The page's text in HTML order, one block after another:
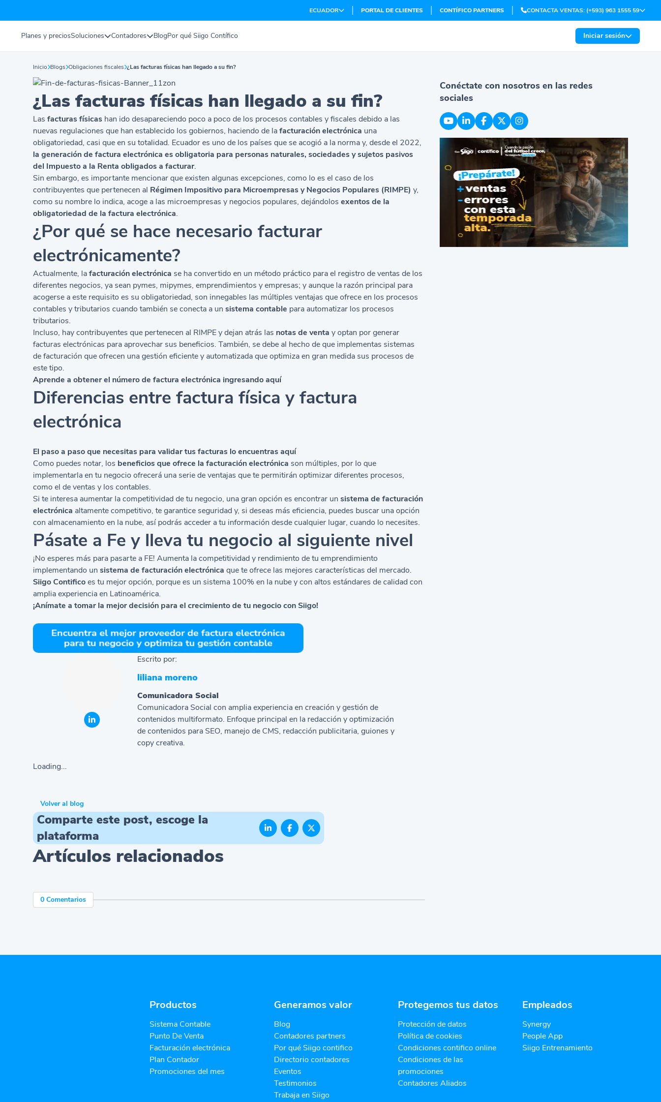
ECUADOR PORTAL DE CLIENTES CONTÍFICO PARTNERS CONTACTA VENTAS: (+593) 963 1555 59
Planes y preciosSoluciones Contadores BlogPor qué Siigo Contífico Iniciar sesión
Inicio Blogs Obligaciones fiscales ¿Las facturas físicas han llegado a su fin?
¿Las facturas físicas han llegado a su fin?
Lasfacturas físicas han ido desapareciendo poco a poco de los procesos contables y fiscales debido a las
nuevas regulaciones que han establecido los gobiernos, haciendo de lafacturación electrónica una
obligatoriedad, casi que en su totalidad. Ecuador es uno de los países que se acogió a la norma y, desde el 2022,
la generación de factura electrónica es obligatoria para personas naturales, sociedades y sujetos pasivos
del Impuesto a la Renta obligados a facturar.
Sin embargo, es importante mencionar que existen algunas excepciones, como lo es el caso de los
contribuyentes que pertenecen al Régimen Impositivo para Microempresas y Negocios Populares (RIMPE) y,
como su nombre lo indica, acoge a las microempresas y negocios populares, dejándolosexentos de la
obligatoriedad de la factura electrónica.
¿Por qué se hace necesario facturar
electrónicamente?
Actualmente, lafacturación electrónica se ha convertido en un método práctico para el registro de ventas de los
diferentes negocios, ya sean pymes, mipymes, emprendimientos y empresas; y aunque la razón principal para
acogerse a este requisito es su obligatoriedad, son innegables las múltiples ventajas que ofrece en los procesos
contables y tributarios cuando también se conecta a unsistema contable para automatizar los procesos
tributarios.
Incluso, hay contribuyentes que pertenecen al RIMPE y dejan atrás las notas de venta y optan por generar
facturas electrónicas para aprovechar sus beneficios. También, se debe al hecho de que implementas sistemas
de facturación que ofrecen una gestión eficiente y automatizada que optimiza en gran medida sus procesos de
este tipo.
Aprende a obtener el número de factura electrónica ingresando aquí
Diferencias entre factura física y factura
electrónica
El paso a paso que necesitas para validar tus facturas lo encuentras aquí
Como puedes notar, los beneficios que ofrece la facturación electrónica son múltiples, por lo que
implementarla en tu negocio ofrecerá una serie de ventajas que te permitirán optimizar diferentes procesos,
como el de ventas y los contables.
Si te interesa aumentar la competitividad de tu negocio, una gran opción es encontrar un sistema de facturación
electrónica altamente competitivo, te garantice seguridad y, si deseas más eficiencia, puedes buscar una opción
con almacenamiento en la nube, así podrás acceder a tu información desde cualquier lugar, cuando lo necesites.
Pásate a Fe y lleva tu negocio al siguiente nivel
¡No esperes más para pasarte a FE! Aumenta la competitividad y rendimiento de tu emprendimiento
implementando unsistema de facturación electrónica que te ofrece las mejores características del mercado.
Siigo Contificoes tu mejor opción, porque es un sistema 100% en la nube y con altos estándares de calidad con
amplia experiencia en Latinoamérica.
¡Anímate a tomar la mejor decisión para el crecimiento de tu negocio con Siigo!
Escrito por:
liliana moreno
Comunicadora Social
Comunicadora Social con amplia experiencia en creación y gestión de
contenidos multiformato. Enfoque principal en la redacción y optimización
de contenidos para SEO, manejo de CMS, redacción publicitaria, guiones y
copy creativa.
Loading...
Conéctate con nosotros en las redes
sociales
Volver al blog
Comparte este post, escoge la
plataforma
Artículos relacionados
0 Comentarios
Productos
Sistema Contable
Punto De Venta
Facturación electrónica
Plan Contador
Promociones del mes
Generamos valor
Blog
Contadores partners
Por qué Siigo contifico
Directorio contadores
Eventos
Testimonios
Trabaja en Siigo
Protegemos tus datos
Protección de datos
Política de cookies
Condiciones contifico online
Condiciones de las
promociones
Contadores Aliados
Empleados
Synergy
People App
Siigo Entrenamiento